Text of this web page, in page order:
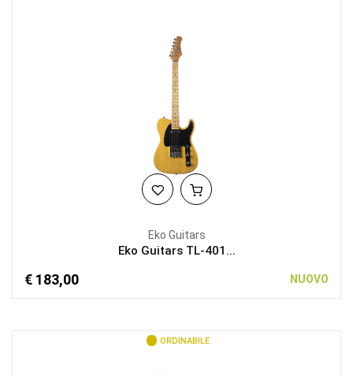
Eko Guitars
Eko Guitars TL-401...
€ 183,00 NUOVO
ORDINABILE